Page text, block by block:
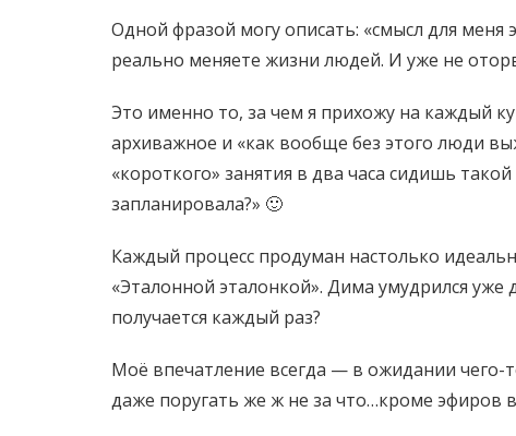
Одной фразой могу описать: «смысл для
реально меняете жизни людей. И уже не
Это именно то, за чем я прихожу на каждый
архиважное и «как вообще без этого люди
«короткого» занятия в два часа сидишь
запланировала?» 🙂
Каждый процесс продуман настолько
«Эталонной эталонкой». Дима умудрился уже
получается каждый раз?
Моё впечатление всегда — в ожидании чего-
даже поругать же ж не за что…кроме эфиров